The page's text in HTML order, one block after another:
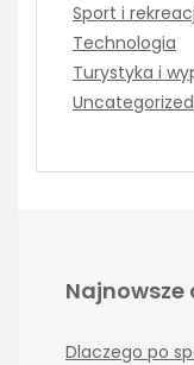
Sport i
Technologia
Turystyka i
Uncategorized
Najnowsze
Dlaczego po